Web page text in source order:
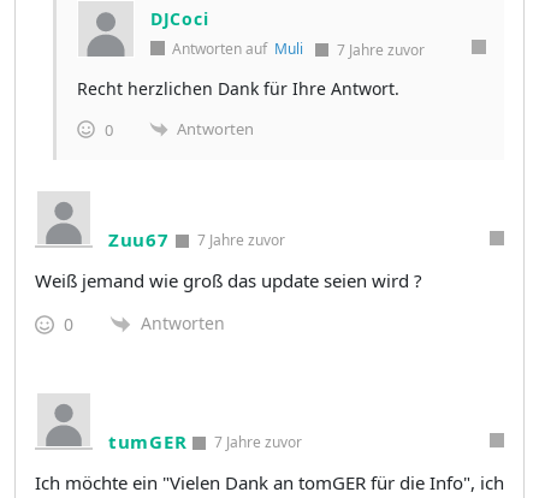
DJCoci
Antworten auf Muli 7 Jahre zuvor
Recht herzlichen Dank für Ihre Antwort.
0 Antworten
Zuu67 7 Jahre zuvor
Weiß jemand wie groß das update seien wird ?
0 Antworten
tumGER 7 Jahre zuvor
Ich möchte ein "Vielen Dank an tomGER für die Info", ich